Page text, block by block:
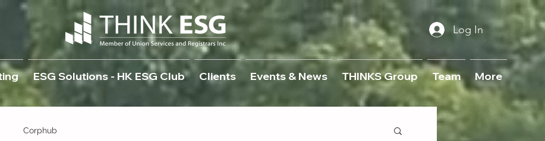
Log In
ESG Solutions - HK ESG Club Clients Events & News THINKS Group Team More
Corphub